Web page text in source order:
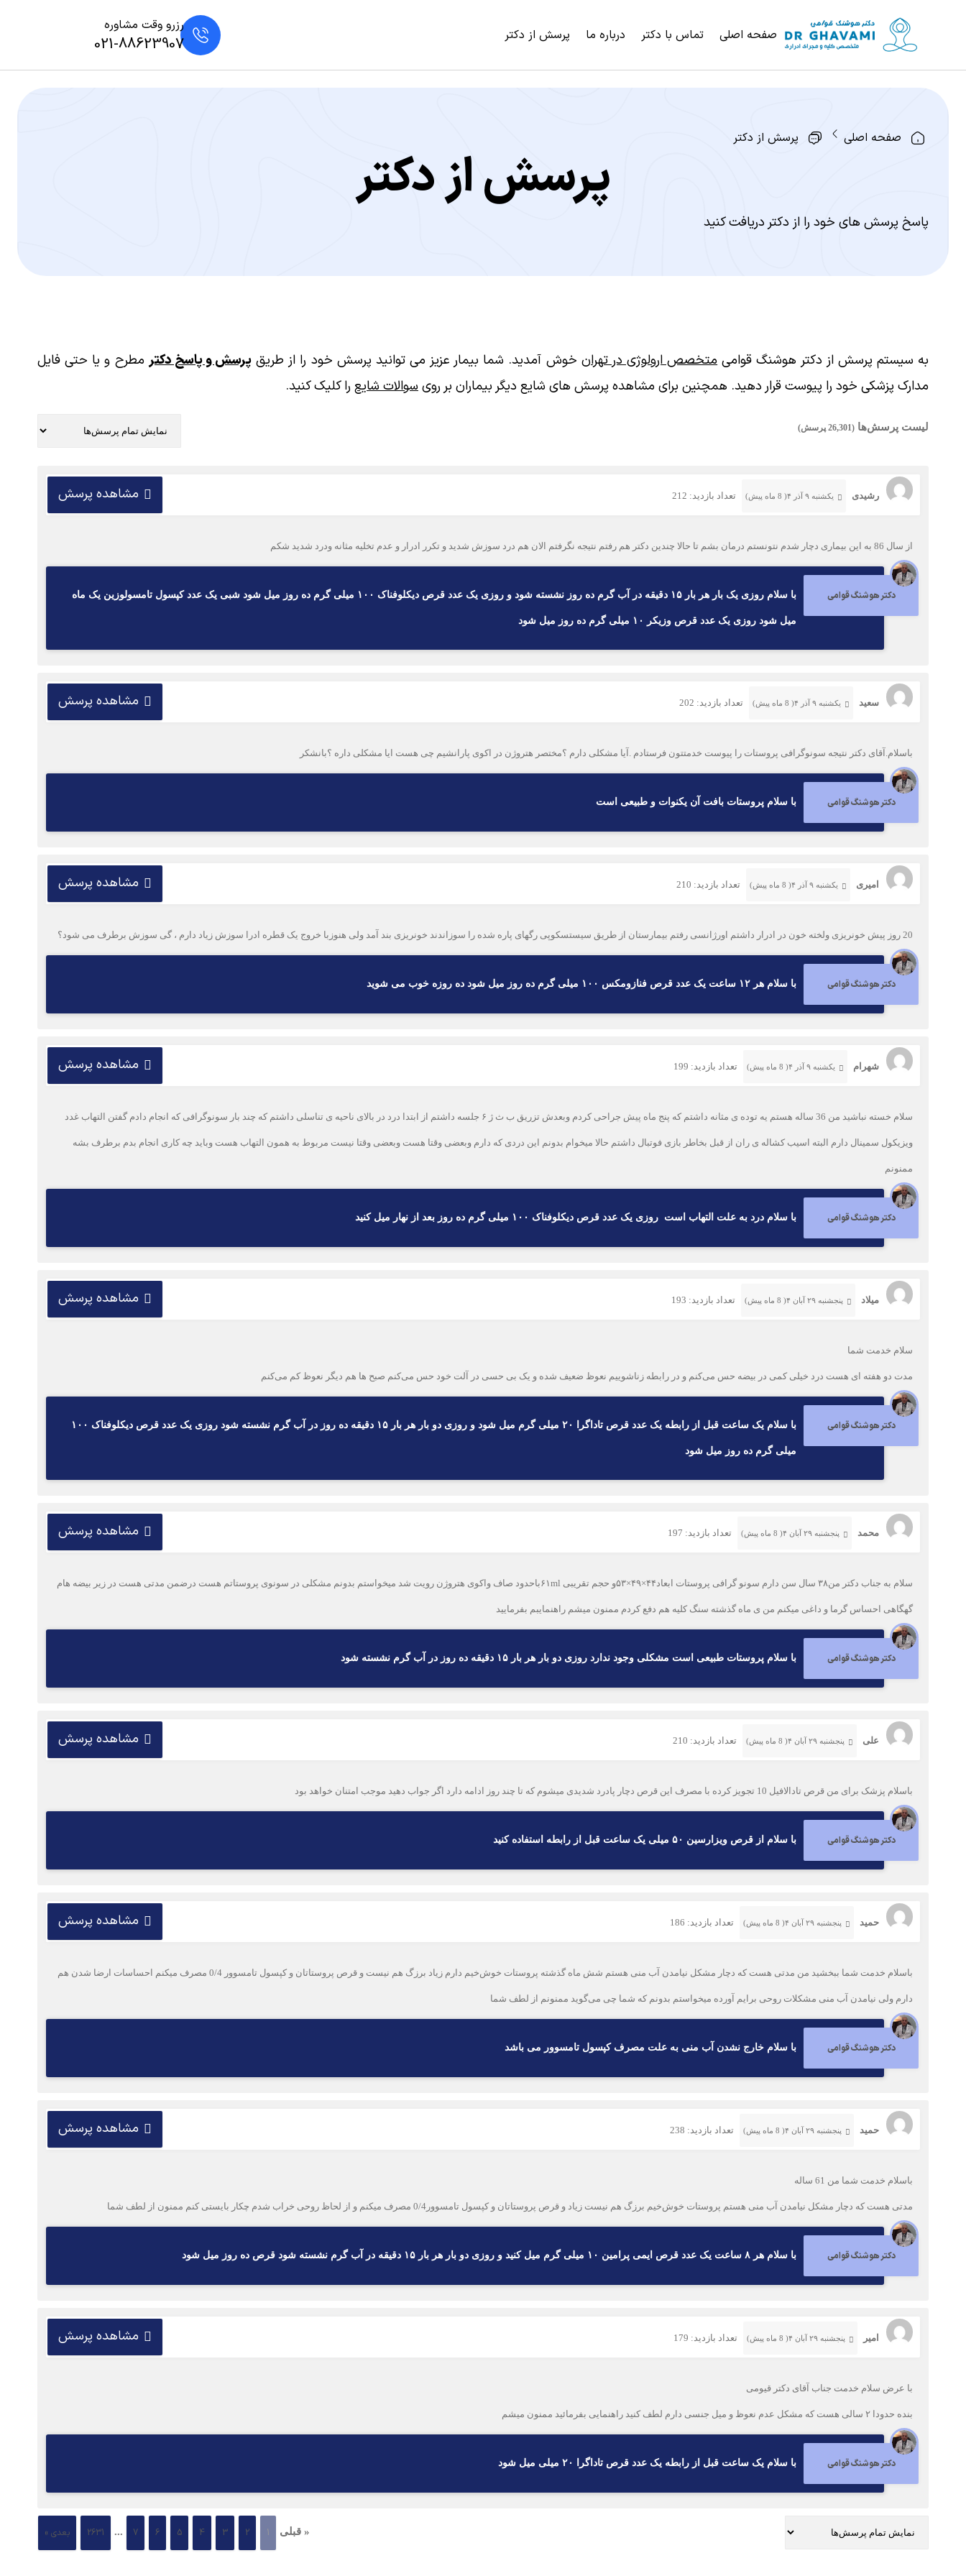
صفحه اصلی تماس با دکتر درباره ما پرسش از دکتر
رزرو وقت مشاوره
021-88623907
صفحه اصلی پرسش از دکتر
پرسش از دکتر
پاسخ پرسش های خود را از دکتر دریافت کنید
به سیستم پرسش از دکتر هوشنگ قوامیمتخصص ارولوژی در تهران خوش آمدید. شما بیمار عزیز می توانید پرسش خود را از طریق پرسش و پاسخ دکتر مطرح و یا حتی فایل
مدارک پزشکی خود را پیوست قرار دهید. همچنین برای مشاهده پرسش های شایع دیگر بیماران بر رویسوالات شایع را کلیک کنید.
لیست پرسش‌ها (26,301 پرسش)
رشیدی یکشنبه ۹ آذر ۴( 8 ماه پیش) تعداد بازدید: 212 مشاهده پرسش
از سال 86 به این بیماری دچار شدم نتونستم درمان بشم تا حالا چندین دکتر هم رفتم نتیجه نگرفتم الان هم درد سوزش شدید و‌ تکرر ادرار و عدم تخلیه مثانه و‌درد شدید شکم
دکتر هوشنگ قوامی با سلام روزی یک بار هر بار ۱۵ دقیقه در آب گرم ده روز نشسته شود و روزی یک عدد قرص دیکلوفناک ۱۰۰ میلی گرم ده روز میل شود شبی یک عدد کپسول تامسولوزین یک ماه
میل شود روزی یک عدد قرص وزیکر ۱۰ میلی گرم ده روز میل شود
سعید یکشنبه ۹ آذر ۴( 8 ماه پیش) تعداد بازدید: 202 مشاهده پرسش
باسلام.آقای دکتر نتیجه سونوگرافی پروستات را پیوست خدمتتون فرستادم .آیا مشکلی دارم ؟مختصر هتروژن در اکوی پارانشیم چی هست ایا مشکلی داره ؟بانشکر
دکتر هوشنگ قوامی با سلام پروستات بافت آن یکنوات و طبیعی است
امیری یکشنبه ۹ آذر ۴( 8 ماه پیش) تعداد بازدید: 210 مشاهده پرسش
20 روز پیش خونریزی ولخته خون در ادرار داشتم اورژانسی رفتم بیمارستان از طریق سیستسکوپی رگهای پاره شده را سوزاندند خونریزی بند آمد ولی هنوزبا خروج یک قطره ادرا سوزش زیاد دارم ، گی سوزش برطرف می شود؟
دکتر هوشنگ قوامی با سلام هر ۱۲ ساعت یک عدد قرص فنازومکس ۱۰۰ میلی گرم ده روز میل شود ده روزه خوب می شوید
شهرام یکشنبه ۹ آذر ۴( 8 ماه پیش) تعداد بازدید: 199 مشاهده پرسش
سلام خسته نباشید من 36 ساله هستم یه توده ی مثانه داشتم که پنج ماه پیش جراحی کردم وبعدش تزریق ب ث ژ ۶ جلسه داشتم از ابتدا درد در بالای ناحیه ی تناسلی داشتم که چند بار سونوگرافی که انجام دادم گفتن التهاب غدد
ویزیکول سمینال دارم البته اسیب کشاله ی ران از قبل بخاطر بازی فوتبال داشتم حالا میخوام بدونم این دردی که دارم وبعضی وقتا هست وبعضی وقتا نیست مربوط به همون التهاب هست وباید چه کاری انجام بدم برطرف بشه
ممنونم
دکتر هوشنگ قوامی با سلام درد به علت التهاب است روزی یک عدد قرص دیکلوفناک ۱۰۰ میلی گرم ده روز بعد از نهار میل کنید
میلاد پنجشنبه ۲۹ آبان ۴( 8 ماه پیش) تعداد بازدید: 193 مشاهده پرسش
سلام خدمت شما
مدت دو هفته ای هست درد خیلی کمی در بیضه حس می‌کنم و در رابطه زناشوییم نعوظ ضعیف شده و یک بی حسی در آلت خود حس می‌کنم صبح ها هم دیگر نعوظ کم می‌کنم
دکتر هوشنگ قوامی با سلام یک ساعت قبل از رابطه یک عدد قرص تاداگرا ۲۰ میلی گرم میل شود و روزی دو بار هر بار ۱۵ دقیقه ده روز در آب گرم نشسته شود روزی یک عدد قرص دیکلوفناک ۱۰۰
میلی گرم ده روز میل شود
محمد پنجشنبه ۲۹ آبان ۴( 8 ماه پیش) تعداد بازدید: 197 مشاهده پرسش
سلام به جناب دکتر من۳۸ سال سن دارم سونو گرافی پروستات ابعاد۴۴×۴۹×۵۳و حجم تقریبی ۶۱mlباحدود صاف واکوی هتروژن رویت شد میخواستم بدونم مشکلی در سونوی پروستاتم هست درضمن مدتی هست در زیر بیضه هام
گهگاهی احساس گرما و داغی میکنم من ی ماه گذشته سنگ کلیه هم دفع کردم ممنون میشم راهنمایبم بفرمایید
دکتر هوشنگ قوامی با سلام پروستات طبیعی است مشکلی وجود ندارد روزی دو بار هر بار ۱۵ دقیقه ده روز در آب گرم نشسته شود
علی پنجشنبه ۲۹ آبان ۴( 8 ماه پیش) تعداد بازدید: 210 مشاهده پرسش
باسلام پزشک برای من قرص تادالافیل 10 تجویز کرده با مصرف این قرص دچار پادرد شدیدی میشوم که تا چند روز ادامه دارد اگر جواب دهید موجب امتنان خواهد بود
دکتر هوشنگ قوامی با سلام از قرص ویزارسین ۵۰ میلی یک ساعت قبل از رابطه استفاده کنید
حمید پنجشنبه ۲۹ آبان ۴( 8 ماه پیش) تعداد بازدید: 186 مشاهده پرسش
باسلام خدمت شما ببخشید من مدتی هست که دچار مشکل نیامدن آب منی هستم شش ماه گذشته پروستات خوش‌خیم دارم زیاد برزگ هم نیست و قرص پروستاتان و کپسول تامسوور 0/4 مصرف میکنم احساسات ارضا شدن هم
دارم ولی نیامدن آب منی مشکلات روحی برایم آورده میخواستم بدونم که شما چی می‌گوید ممنونم از لطف شما
دکتر هوشنگ قوامی با سلام خارج نشدن آب منی به علت مصرف کپسول تامسوور می باشد
حمید پنجشنبه ۲۹ آبان ۴( 8 ماه پیش) تعداد بازدید: 238 مشاهده پرسش
باسلام خدمت شما من 61 ساله
مدتی هست که دچار مشکل نیامدن آب منی هستم پروستات خوش‌خیم برزگ هم نیست زیاد و قرص پروستاتان و کپسول تامسوور0/4 مصرف میکنم و از لحاظ روحی خراب شدم چکار بایستی کنم ممنون از لطف شما
دکتر هوشنگ قوامی با سلام هر ۸ ساعت یک عدد قرص ایمی پرامین ۱۰ میلی گرم میل کنید و روزی دو بار هر بار ۱۵ دقیقه در آب گرم نشسته شود قرص ده روز میل شود
امیر پنجشنبه ۲۹ آبان ۴( 8 ماه پیش) تعداد بازدید: 179 مشاهده پرسش
با عرض سلام خدمت جناب آقای دکتر قیومی
بنده حدودا ۲ سالی هست که مشکل عدم نعوظ و میل جنسی دارم لطف کنید راهنمایی بفرمائید ممنون میشم
دکتر هوشنگ قوامی با سلام یک ساعت قبل از رابطه یک عدد قرص تاداگرا ۲۰ میلی میل شود
« قبلی 1
2
3
4
5
6
7
...
2631 بعدی »